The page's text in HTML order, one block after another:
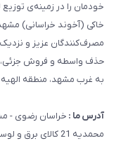
خودمان را در زمینه‌ی
خاکی (آخوند خراسانی)
مصرف‌کنندگان عزیز و
حذف واسطه و فروش جزئی،
به غرب مشهد، منطقه الهیه
آدرس ما : خراسان رضوی -
محمدیه 21 کالای برق و لوستر هنری